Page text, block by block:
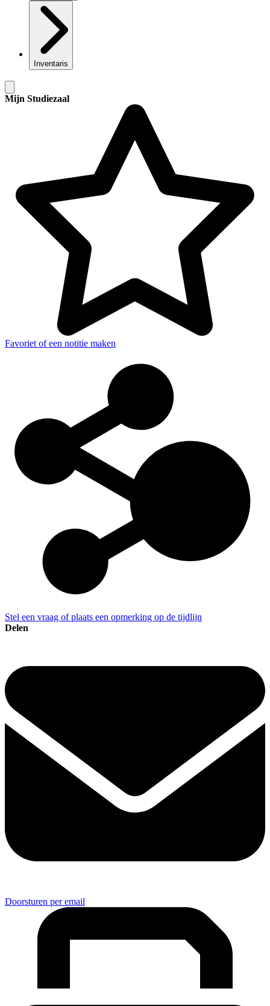
Inventaris
Mijn Studiezaal
Favoriet of een notitie maken
Stel een vraag of plaats een opmerking op de tijdlijn
Delen
Doorsturen per email